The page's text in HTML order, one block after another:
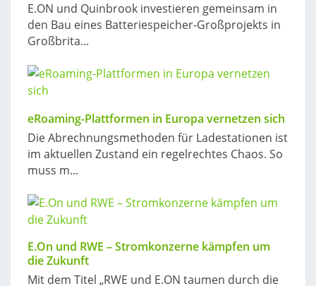
E.ON und Quinbrook investieren gemeinsam in
den Bau eines Batteriespeicher-Großprojekts in
Großbrita...
eRoaming-Plattformen in Europa vernetzen sich
Die Abrechnungsmethoden für Ladestationen ist
im aktuellen Zustand ein regelrechtes Chaos. So
muss m...
E.On und RWE – Stromkonzerne kämpfen um
die Zukunft
Mit dem Titel „RWE und E.ON taumen durch die